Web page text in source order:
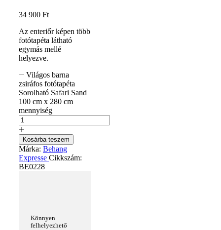
34 900 Ft
Az enteriőr képen több
fotótapéta látható
egymás mellé
helyezve.
Világos barna
zsiráfos fotótapéta
Sorolható Safari Sand
100 cm x 280 cm
mennyiség
Kosárba teszem
Márka: Behang
Expresse Cikkszám:
BE0228
Könnyen
felhelyezhető